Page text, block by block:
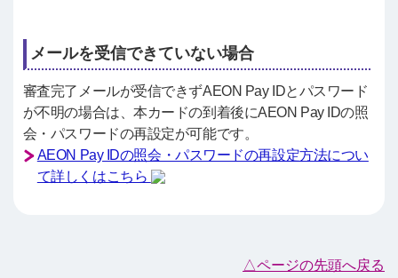
メールを受信できていない場合
審査完了メールが受信できずAEON Pay IDとパスワード
が不明の場合は、本カードの到着後にAEON Pay IDの照
会・パスワードの再設定が可能です。
AEON Pay IDの照会・パスワードの再設定方法につい
て詳しくはこちら
△ページの先頭へ戻る